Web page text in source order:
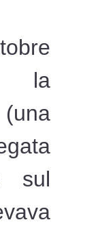
la
sul